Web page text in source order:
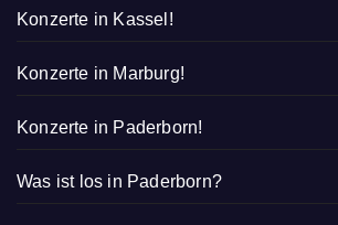
Konzerte in Kassel!
Konzerte in Marburg!
Konzerte in Paderborn!
Was ist los in Paderborn?